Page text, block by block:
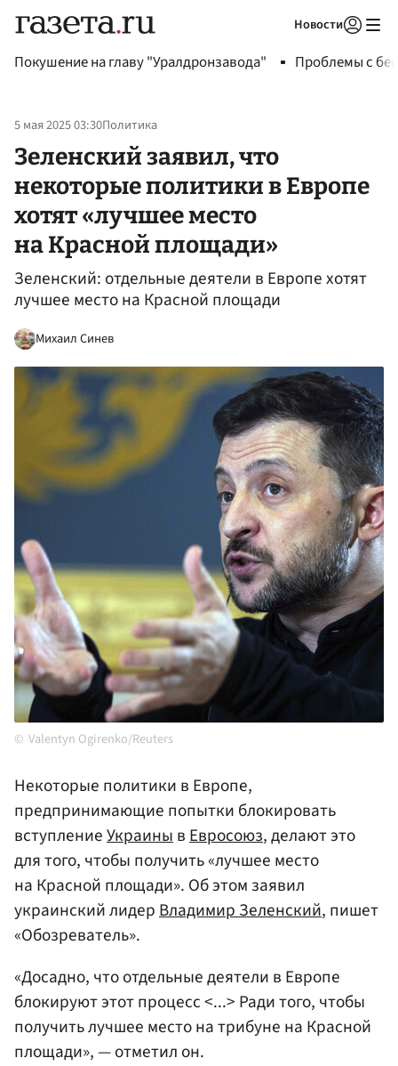
Новости
Покушение на главу "Уралдронзавода" Проблемы с
5 мая 2025 03:30Политика
Зеленский заявил, что
некоторые политики в Европе
хотят «лучшее место
на Красной площади»
Зеленский: отдельные деятели в Европе хотят
лучшее место на Красной площади
Михаил Синев
Valentyn Ogirenko/Reuters
Некоторые политики в Европе,
предпринимающие попытки блокировать
вступлениеУкраинывЕвросоюз, делают это
для того, чтобы получить «лучшее место
на Красной площади». Об этом заявил
украинский лидерВладимир Зеленский, пишет
«Обозреватель».
«Досадно, что отдельные деятели в Европе
блокируют этот процесс <...> Ради того, чтобы
получить лучшее место на трибуне на Красной
площади», — отметил он.